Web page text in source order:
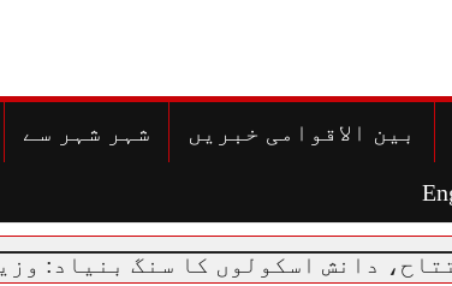
بین الاقوامی خبریں شہر شہر سے
کا سنگ بنیاد: وزیراعظم